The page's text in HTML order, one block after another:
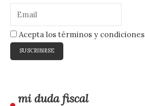
Acepta los términos y condiciones
mi duda fiscal